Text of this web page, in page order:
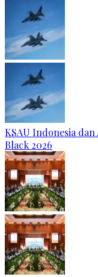
KSAU Indonesia
Black 2026